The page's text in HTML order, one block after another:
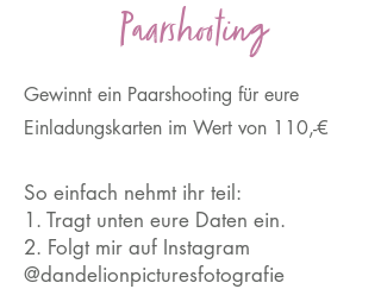
Paarshooting
Gewinnt ein Paarshooting für eure
Einladungskarten im Wert von 110,-€
So einfach nehmt ihr teil:​
1. Tragt unten eure Daten ein.
2. Folgt mir auf Instagram
@dandelionpicturesfotografie